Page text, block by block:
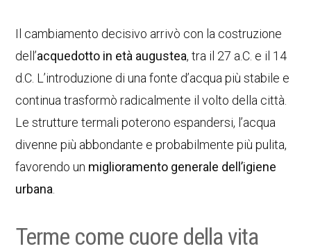
Il cambiamento decisivo arrivò con la costruzione
dell’acquedotto in età augustea, tra il 27 a.C. e il 14
d.C. L’introduzione di una fonte d’acqua più stabile e
continua trasformò radicalmente il volto della città.
Le strutture termali poterono espandersi, l’acqua
divenne più abbondante e probabilmente più pulita,
favorendo un miglioramento generale dell’igiene
urbana
Terme come cuore della vita